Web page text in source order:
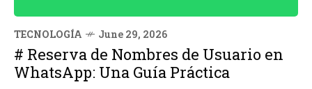
TECNOLOGÍA June 29, 2026
# Reserva de Nombres de Usuario en
WhatsApp: Una Guía Práctica